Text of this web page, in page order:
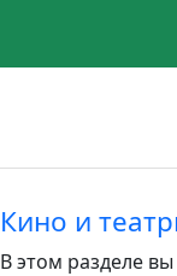
Кино и
В этом разделе